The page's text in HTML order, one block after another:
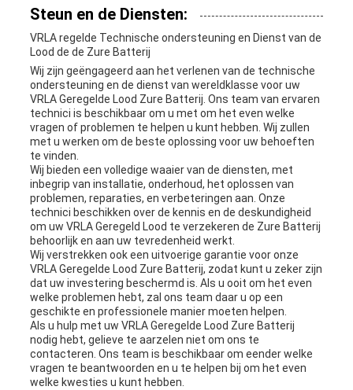
Steun en de Diensten:
VRLA regelde Technische ondersteuning en Dienst van de
Lood de de Zure Batterij
Wij zijn geëngageerd aan het verlenen van de technische
ondersteuning en de dienst van wereldklasse voor uw
VRLA Geregelde Lood Zure Batterij. Ons team van ervaren
technici is beschikbaar om u met om het even welke
vragen of problemen te helpen u kunt hebben. Wij zullen
met u werken om de beste oplossing voor uw behoeften
te vinden.
Wij bieden een volledige waaier van de diensten, met
inbegrip van installatie, onderhoud, het oplossen van
problemen, reparaties, en verbeteringen aan. Onze
technici beschikken over de kennis en de deskundigheid
om uw VRLA Geregeld Lood te verzekeren de Zure Batterij
behoorlijk en aan uw tevredenheid werkt.
Wij verstrekken ook een uitvoerige garantie voor onze
VRLA Geregelde Lood Zure Batterij, zodat kunt u zeker zijn
dat uw investering beschermd is. Als u ooit om het even
welke problemen hebt, zal ons team daar u op een
geschikte en professionele manier moeten helpen.
Als u hulp met uw VRLA Geregelde Lood Zure Batterij
nodig hebt, gelieve te aarzelen niet om ons te
contacteren. Ons team is beschikbaar om eender welke
vragen te beantwoorden en u te helpen bij om het even
welke kwesties u kunt hebben.